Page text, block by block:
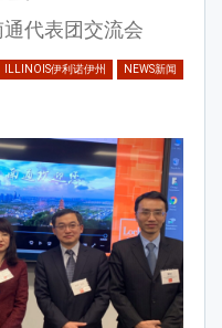
代表团交流会
ILLINOIS伊利诺伊州 NEWS新闻